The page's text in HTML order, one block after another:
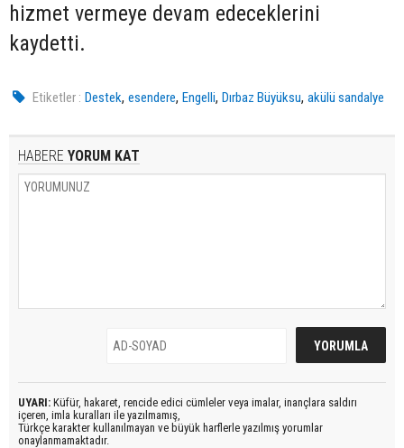
hizmet vermeye devam edeceklerini
kaydetti.
Etiketler : Destek,esendere,Engelli,Dırbaz Büyüksu,akülü sandalye
HABERE YORUM KAT
UYARI: Küfür, hakaret, rencide edici cümleler veya imalar, inançlara saldırı
içeren, imla kuralları ile yazılmamış,
Türkçe karakter kullanılmayan ve büyük harflerle yazılmış yorumlar
onaylanmamaktadır.